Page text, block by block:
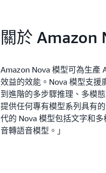
關於 Amazon
Amazon Nova 模型可為生產
效益的效能。Nova 模型支援
到進階的多步驟推理、多模
提供任何專有模型系列具有
代的 Nova 模型包括文字和
音轉語音模型。」